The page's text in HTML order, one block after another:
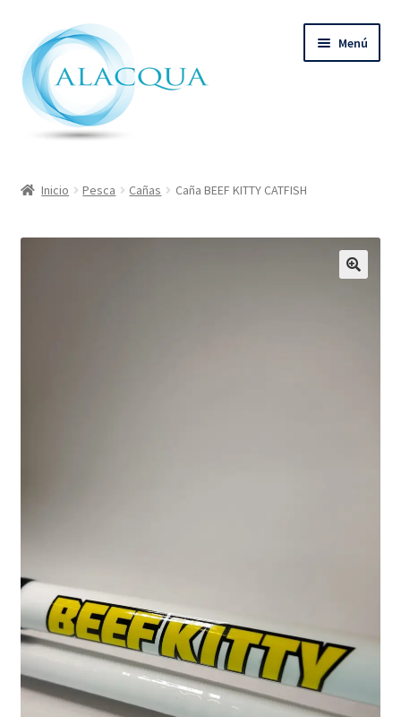
la
navegación
al
contenido
Menú
Inicio Pesca Cañas Caña BEEF KITTY CATFISH